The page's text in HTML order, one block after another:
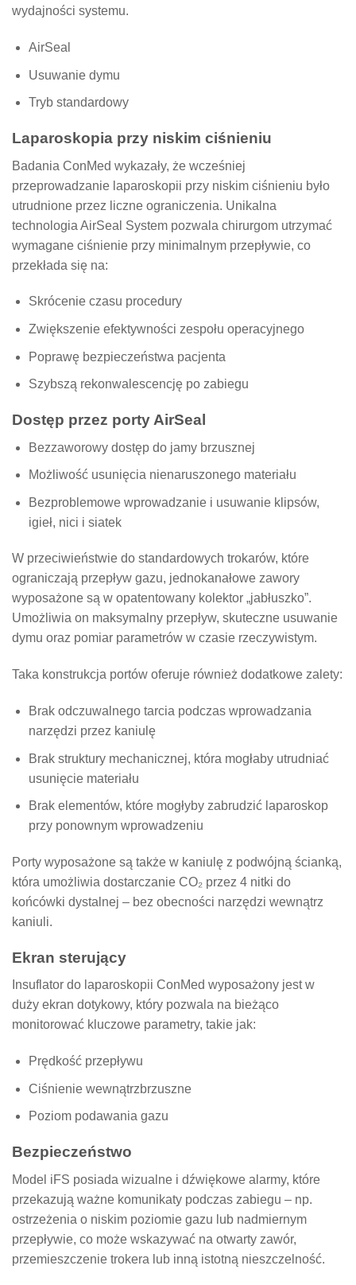
wydajności systemu.
AirSeal
Usuwanie dymu
Tryb standardowy
Laparoskopia przy niskim ciśnieniu
Badania ConMed wykazały, że wcześniej
przeprowadzanie laparoskopii przy niskim ciśnieniu było
utrudnione przez liczne ograniczenia. Unikalna
technologia AirSeal System pozwala chirurgom utrzymać
wymagane ciśnienie przy minimalnym przepływie, co
przekłada się na:
Skrócenie czasu procedury
Zwiększenie efektywności zespołu operacyjnego
Poprawę bezpieczeństwa pacjenta
Szybszą rekonwalescencję po zabiegu
Dostęp przez porty AirSeal
Bezzaworowy dostęp do jamy brzusznej
Możliwość usunięcia nienaruszonego materiału
Bezproblemowe wprowadzanie i usuwanie klipsów,
igieł, nici i siatek
W przeciwieństwie do standardowych trokarów, które
ograniczają przepływ gazu, jednokanałowe zawory
wyposażone są w opatentowany kolektor „jabłuszko”.
Umożliwia on maksymalny przepływ, skuteczne usuwanie
dymu oraz pomiar parametrów w czasie rzeczywistym.
Taka konstrukcja portów oferuje również dodatkowe zalety:
Brak odczuwalnego tarcia podczas wprowadzania
narzędzi przez kaniulę
Brak struktury mechanicznej, która mogłaby utrudniać
usunięcie materiału
Brak elementów, które mogłyby zabrudzić laparoskop
przy ponownym wprowadzeniu
Porty wyposażone są także w kaniulę z podwójną ścianką,
która umożliwia dostarczanie CO₂ przez 4 nitki do
końcówki dystalnej – bez obecności narzędzi wewnątrz
kaniuli.
Ekran sterujący
Insuflator do laparoskopii ConMed wyposażony jest w
duży ekran dotykowy, który pozwala na bieżąco
monitorować kluczowe parametry, takie jak:
Prędkość przepływu
Ciśnienie wewnątrzbrzuszne
Poziom podawania gazu
Bezpieczeństwo
Model iFS posiada wizualne i dźwiękowe alarmy, które
przekazują ważne komunikaty podczas zabiegu – np.
ostrzeżenia o niskim poziomie gazu lub nadmiernym
przepływie, co może wskazywać na otwarty zawór,
przemieszczenie trokera lub inną istotną nieszczelność.